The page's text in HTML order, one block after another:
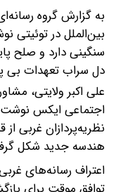
به گزارش گروه
بین‌الملل در توئیتی
سنگینی دارد و صلح
دل سراب تعهدات بی
علی اکبر ولایتی،
اجتماعی ایکس
نظریه‌پردازان غربی
هندسه جدید شکل
اعتراف رسانه‌های